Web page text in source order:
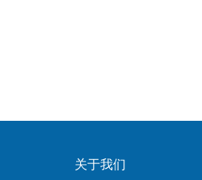
关于我们